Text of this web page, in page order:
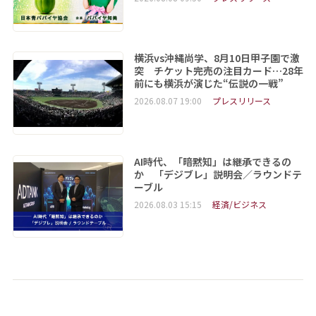
横浜vs沖縄尚学、8月10日甲子園で激
突 チケット完売の注目カード…28年
前にも横浜が演じた“伝説の一戦”
2026.08.07 19:00 プレスリリース
AI時代、「暗黙知」は継承できるの
か 「デジブレ」説明会／ラウンドテ
ーブル
2026.08.03 15:15 経済/ビジネス